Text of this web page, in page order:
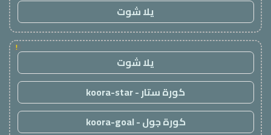
يلا شوت
!
يلا شوت
كورة ستار - koora-star
كورة جول - koora-goal